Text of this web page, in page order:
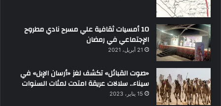
10 أمسيات ثقافية علي مسرح نادي مطروح
الإجتماعي في رمضان
21 أبريل، 2021
«صوت القبائل» تكشف لغز «أرسان الإبل» في
سيناء.. سلالات عريقة امتدت لمئات السنوات
15 يناير، 2023